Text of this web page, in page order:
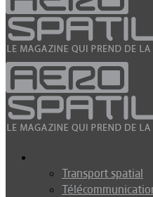
Transport spatial